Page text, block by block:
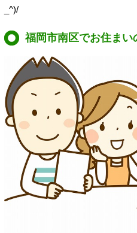
_^)/
福岡市南区でお住ま